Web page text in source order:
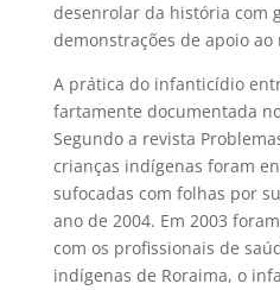
desenrolar da história com
demonstrações de apoio ao
A prática do infanticídio
fartamente documentada
Segundo a revista
crianças indígenas foram
sufocadas com folhas por
ano de 2004. Em 2003
com os profissionais de
indígenas de Roraima, o